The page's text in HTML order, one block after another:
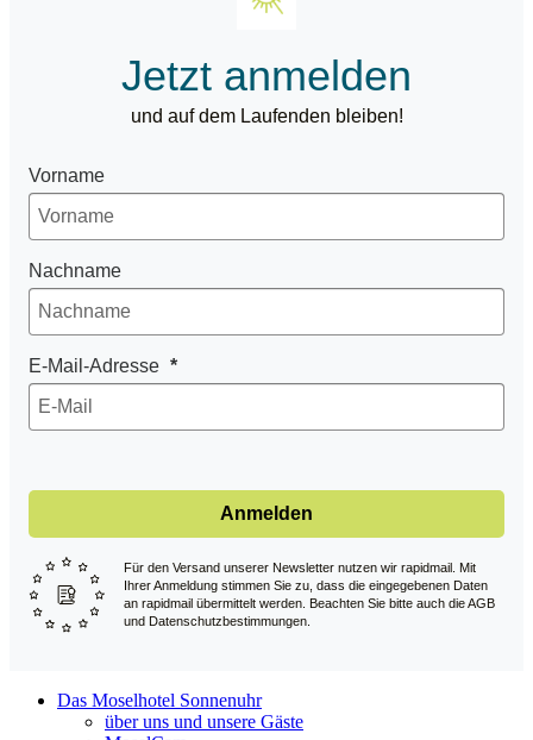
Jetzt anmelden
und auf dem Laufenden bleiben!
Vorname
Nachname
E-Mail-Adresse
Anmelden
Für den Versand unserer Newsletter nutzen wir rapidmail. Mit
Ihrer Anmeldung stimmen Sie zu, dass die eingegebenen Daten
an rapidmail übermittelt werden. Beachten Sie bitte auch die AGB
und Datenschutzbestimmungen.
Das Moselhotel Sonnenuhr
über uns und unsere Gäste